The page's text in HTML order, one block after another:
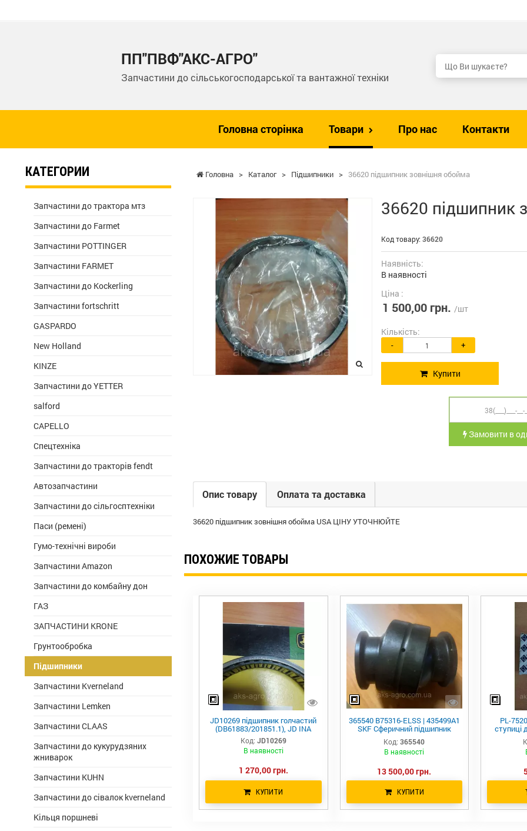
ПП"ПВФ"АКС-АГРО"
Запчастини до сільськогосподарської та вантажної техніки
Головна сторінка Товари Про нас Контакти
Головна > Каталог > Підшипники > 36620 підшипник зовнішня обойма
36620 підшипник
Код товару: 36620
Наявність:
В наявності
Ціна :
1 500,00 грн. /шт
Кількість:
- +
Купити
Замовити в
Опис товару Оплата та доставка
36620 підшипник зовнішня обойма USA ЦІНУ УТОЧНЮЙТЕ
ПОХОЖИЕ ТОВАРЫ
JD10269 підшипник голчастий
(DB61883/201851.1), JD INA
Код: JD10269
В наявності
1 270,00 грн.
КУПИТИ
365540 B75316-ELSS | 435499А1
SKF Сферичний підшипник
ковзання - шарнірний підшипник
Код: 365540
В наявності
13 500,00 грн.
КУПИТИ
PL-
ступиці
КАТЕГОРИИ
Запчастини до трактора мтз
Запчастини до Farmet
Запчастини POTTINGER
Запчастини FARMET
Запчастини до Kockerling
Запчастини fortschritt
GASPARDO
New Holland
KINZE
Запчастини до YETTER
salford
CAPELLO
Спецтехніка
Запчастини до тракторів fendt
Автозапчастини
Запчастини до сільгосптехніки
Паси (ремені)
Гумо-технічні вироби
Запчастини Amazon
Запчастини до комбайну дон
ГАЗ
ЗАПЧАСТИНИ KRONE
Грунтообробка
Підшипники
Запчастини Kverneland
Запчастини Lemken
Запчастини CLAAS
Запчастини до кукурудзяних
жниварок
Запчастини KUHN
Запчастини до сівалок kverneland
Кільця поршневі